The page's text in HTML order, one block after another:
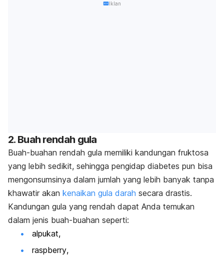
Iklan
2. Buah rendah gula
Buah-buahan rendah gula memiliki kandungan fruktosa
yang lebih sedikit, sehingga pengidap diabetes pun bisa
mengonsumsinya dalam jumlah yang lebih banyak tanpa
khawatir akan kenaikan gula darah secara drastis.
Kandungan gula yang rendah dapat Anda temukan
dalam jenis buah-buahan seperti:
alpukat,
raspberry,